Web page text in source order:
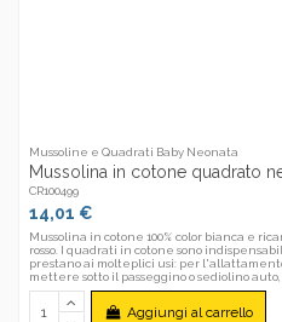
Mussoline e Quadrati Baby Neonata
Mussolina in cotone quadrato
CR100499
14,01 €
Mussolina in cotone 100% color bianca e
rosso. I quadrati in cotone sono
prestano ai molteplici usi: per
mettere sotto il passeggino o sediolino
Aggiungi al carrello